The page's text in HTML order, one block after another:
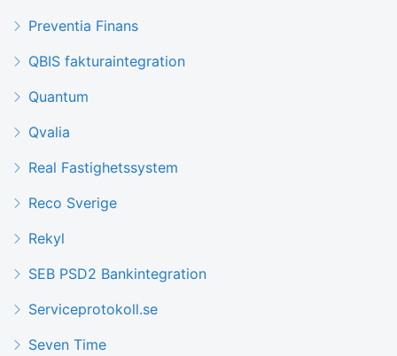
Preventia Finans
QBIS fakturaintegration
Quantum
Qvalia
Real Fastighetssystem
Reco Sverige
Rekyl
SEB PSD2 Bankintegration
Serviceprotokoll.se
Seven Time